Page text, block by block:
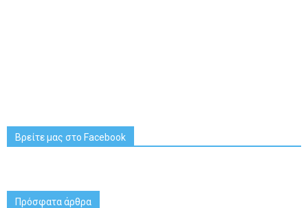
Βρείτε μας στο Facebook
Πρόσφατα άρθρα